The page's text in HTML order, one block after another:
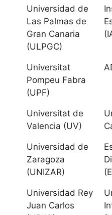
Las
Pelayo
Universidad de
Las Palmas de
Gran Canaria
(ULPGC)
Universitat
Pompeu Fabra
(UPF)
Universitat de
Valencia (UV)
Universidad de
Zaragoza
(UNIZAR)
Universidad Rey
Juan Carlos